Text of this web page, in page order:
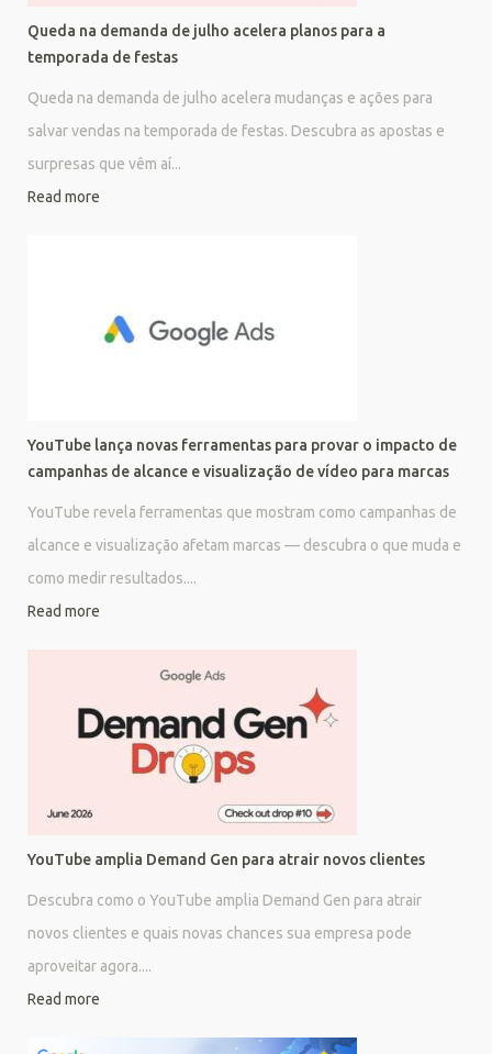
Queda na demanda de julho acelera planos para a
temporada de festas
Queda na demanda de julho acelera mudanças e ações para
salvar vendas na temporada de festas. Descubra as apostas e
surpresas que vêm aí...
Read more
YouTube lança novas ferramentas para provar o impacto de
campanhas de alcance e visualização de vídeo para marcas
YouTube revela ferramentas que mostram como campanhas de
alcance e visualização afetam marcas — descubra o que muda e
como medir resultados....
Read more
YouTube amplia Demand Gen para atrair novos clientes
Descubra como o YouTube amplia Demand Gen para atrair
novos clientes e quais novas chances sua empresa pode
aproveitar agora....
Read more